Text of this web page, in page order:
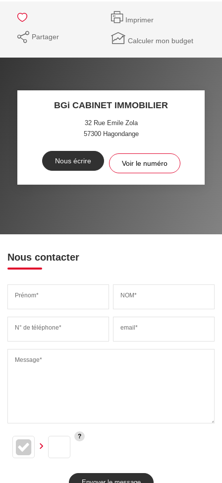
Imprimer
Partager Calculer mon budget
BGi CABINET IMMOBILIER
32 Rue Emile Zola
57300 Hagondange
Nous écrire Voir le numéro
Nous contacter
Prénom* NOM*
N° de téléphone* email*
Message*